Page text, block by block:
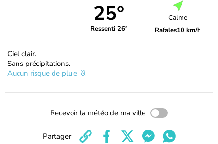
25°
Ressenti 26°
Calme
Rafales10 km/h
Ciel clair.
Sans précipitations.
Aucun risque de pluie
Recevoir la météo de ma ville
Partager